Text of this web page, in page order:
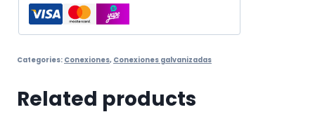
Categories: Conexiones, Conexiones galvanizadas
Related products